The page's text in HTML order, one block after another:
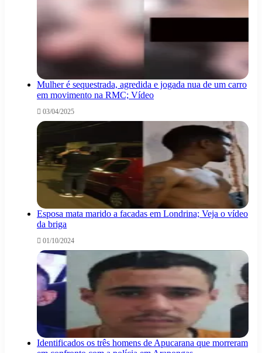
Mulher é sequestrada, agredida e jogada nua de um carro
em movimento na RMC; Vídeo
03/04/2025
Esposa mata marido a facadas em Londrina; Veja o vídeo
da briga
01/10/2024
Identificados os três homens de Apucarana que morreram